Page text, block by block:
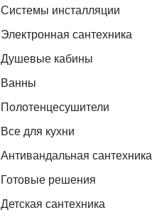
Системы инсталляции
Электронная сантехника
Душевые кабины
Ванны
Полотенцесушители
Все для кухни
Антивандальная сантехника
Готовые решения
Детская сантехника